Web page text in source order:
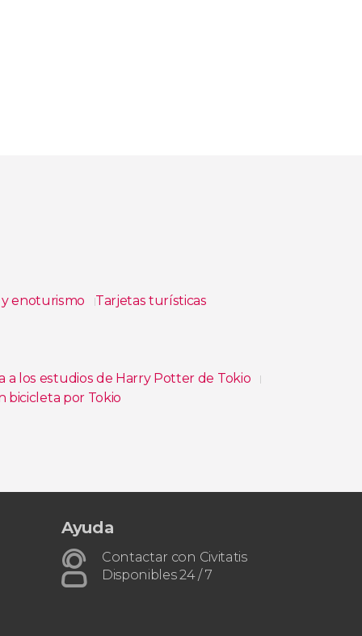
enoturismo Tarjetas turísticas
a los estudios de Harry Potter de Tokio
bicicleta por Tokio
Ayuda
Contactar con Civitatis
Disponibles 24 / 7